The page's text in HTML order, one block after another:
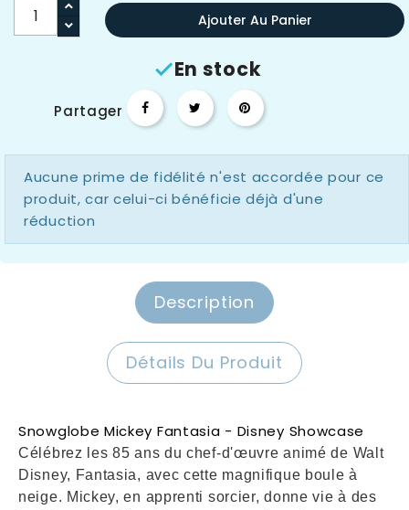
Ajouter Au Panier
En stock
Partager
Aucune prime de fidélité n'est accordée pour ce
produit, car celui-ci bénéficie déjà d'une
réduction
Description
Détails Du Produit
Snowglobe Mickey Fantasia - Disney Showcase
Célébrez les 85 ans du chef-d'œuvre animé de Walt
Disney, Fantasia, avec cette magnifique boule à
neige. Mickey, en apprenti sorcier, donne vie à des